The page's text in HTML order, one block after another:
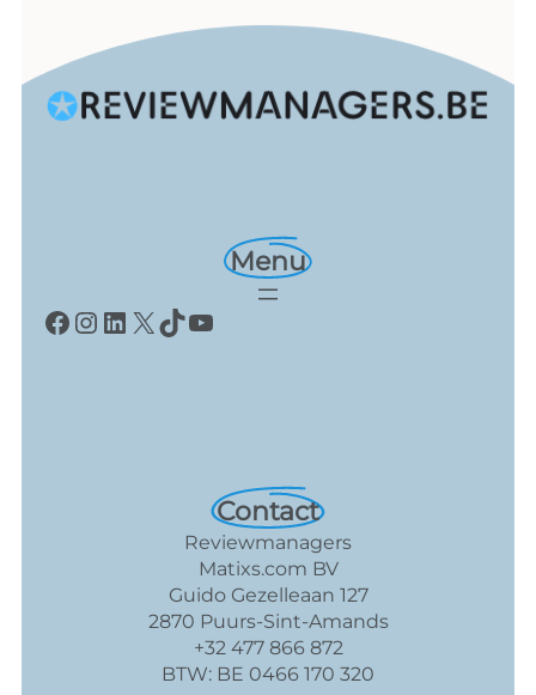
Menu
Facebook
Instagram
LinkedIn
X TikTok
YouTube
Contact
Reviewmanagers
Matixs.com BV
Guido Gezelleaan 127
2870 Puurs-Sint-Amands
+32 477 866 872
BTW: BE 0466 170 320